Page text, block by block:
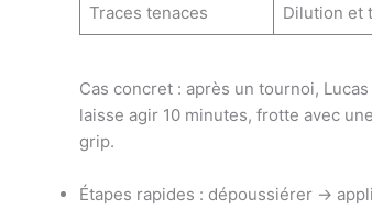
Traces tenaces Dilution et
Cas concret : après un tournoi,
laisse agir 10 minutes, frotte avec
grip.
Étapes rapides : dépoussiérer →